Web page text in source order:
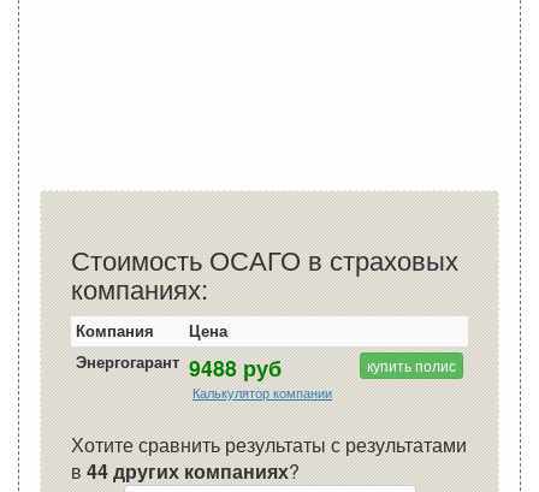
Стоимость ОСАГО в страховых
компаниях:
Компания
Цена
Энергогарант 9488 руб
Калькулятор компании
купить полис
Хотите сравнить результаты с результатами
в44 других компаниях?